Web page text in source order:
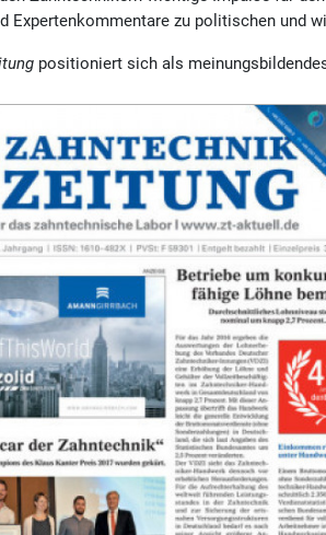
Expertenkommentare zu politischen und
positioniert sich als